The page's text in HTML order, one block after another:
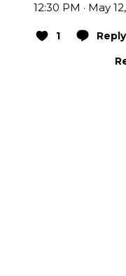
12:30 PM · May
1 Reply